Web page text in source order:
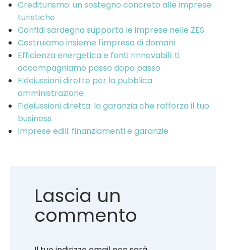
Crediturismo: un sostegno concreto alle imprese
turistiche
Confidi sardegna supporta le imprese nelle ZES
Costruiamo insieme l'impresa di domani
Efficienza energetica e fonti rinnovabili: ti
accompagniamo passo dopo passo
Fideiussioni dirette per la pubblica
amministrazione
Fideiussioni diretta: la garanzia che rafforza il tuo
business
Imprese edili: finanziamenti e garanzie
Lascia un
commento